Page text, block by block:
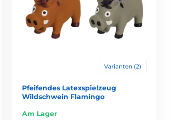
Varianten (2)
Pfeifendes Latexspielzeug
Wildschwein Flamingo
Am Lager